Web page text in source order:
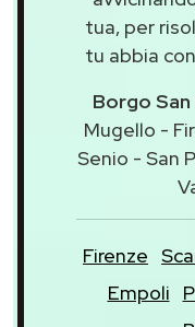
tua, per
tu abbia
Borgo
Mugello -
Senio - San
Firenze
Empoli